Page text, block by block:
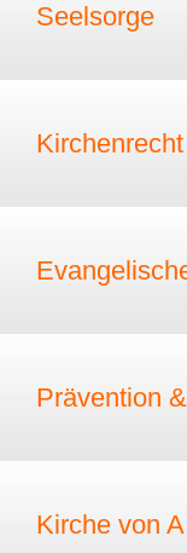
Seelsorge
Prävention
Kirche von